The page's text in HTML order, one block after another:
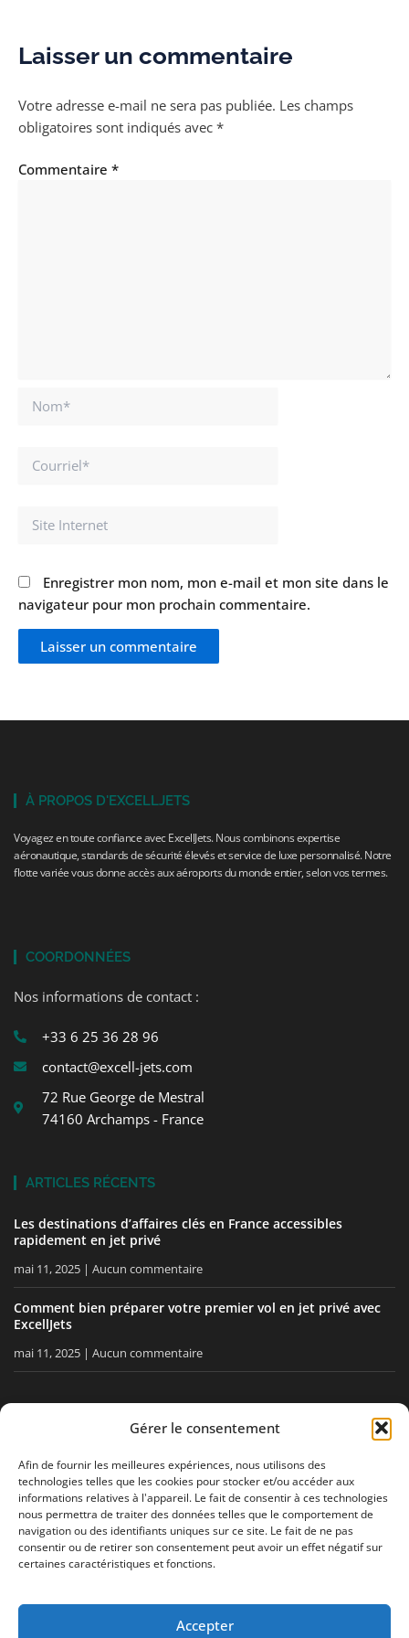
Gérer le consentement
Afin de fournir les meilleures expériences, nous utilisons des
technologies telles que les cookies pour stocker et/ou accéder aux
informations relatives à l'appareil. Le fait de consentir à ces technologies
nous permettra de traiter des données telles que le comportement de
navigation ou des identifiants uniques sur ce site. Le fait de ne pas
consentir ou de retirer son consentement peut avoir un effet négatif sur
certaines caractéristiques et fonctions.
Accepter
Laisser un commentaire
Votre adresse e-mail ne sera pas publiée. Les champs
obligatoires sont indiqués avec *
Commentaire *
Nom*
Courriel*
Site
Enregistrer mon nom, mon e-mail et mon site dans le
navigateur pour mon prochain commentaire.
À PROPOS D'EXCELLJETS
Voyagez en toute confiance avec ExcellJets. Nous combinons expertise
aéronautique, standards de sécurité élevés et service de luxe personnalisé. Notre
flotte variée vous donne accès aux aéroports du monde entier, selon vos termes.
COORDONNÉES
Nos informations de contact :
+33 6 25 36 28 96
contact@excell-jets.com
72 Rue George de Mestral
74160 Archamps - France
ARTICLES RÉCENTS
Les destinations d’affaires clés en France accessibles
rapidement en jet privé
mai 11, 2025 Aucun commentaire
Comment bien préparer votre premier vol en jet privé avec
ExcellJets
mai 11, 2025 Aucun commentaire
RESTEZ INFORMÉ
Recevez nos conseils, nos actualités directement dans votre
boîte email.
J'acceptela politique de confidentialité